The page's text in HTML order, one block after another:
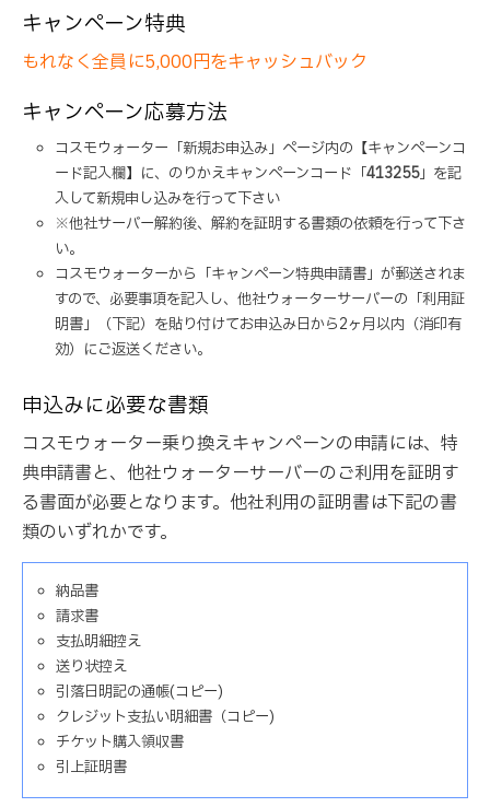
キャンペーン特典
もれなく全員に5,000円をキャッシュバック
キャンペーン応募方法
コスモウォーター「新規お申込み」ページ内の【キャンペーンコ
ード記入欄】に、のりかえキャンペーンコード「413255」を記
入して新規申し込みを行って下さい
※他社サーバー解約後、解約を証明する書類の依頼を行って下さ
い。
コスモウォーターから「キャンペーン特典申請書」が郵送されま
すので、必要事項を記入し、他社ウォーターサーバーの「利用証
明書」（下記）を貼り付けてお申込み日から2ヶ月以内（消印有
効）にご返送ください。
申込みに必要な書類
コスモウォーター乗り換えキャンペーンの申請には、特
典申請書と、他社ウォーターサーバーのご利用を証明す
る書面が必要となります。他社利用の証明書は下記の書
類のいずれかです。
納品書
請求書
支払明細控え
送り状控え
引落日明記の通帳(コピー)
クレジット支払い明細書（コピー)
チケット購入領収書
引上証明書